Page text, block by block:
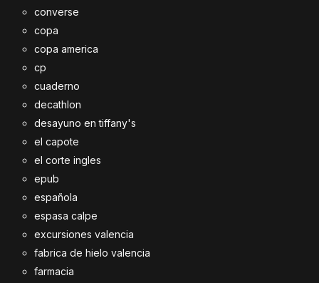
converse
copa
copa america
cp
cuaderno
decathlon
desayuno en tiffany's
el capote
el corte ingles
epub
española
espasa calpe
excursiones valencia
fabrica de hielo valencia
farmacia